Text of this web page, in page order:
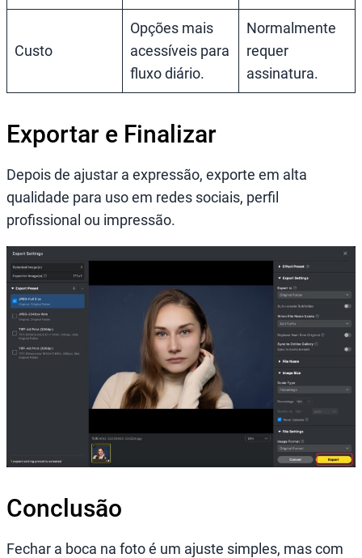
Custo
Opções mais
acessíveis para
fluxo diário.
Normalmente
requer
assinatura.
Exportar e Finalizar
Depois de ajustar a expressão, exporte em alta
qualidade para uso em redes sociais, perfil
profissional ou impressão.
Conclusão
Fechar a boca na foto é um ajuste simples, mas com